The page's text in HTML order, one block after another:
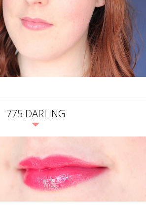
775 DARLING